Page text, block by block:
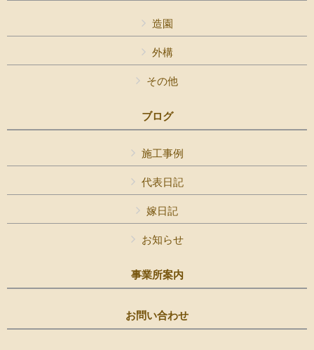
造園
外構
その他
ブログ
施工事例
代表日記
嫁日記
お知らせ
事業所案内
お問い合わせ